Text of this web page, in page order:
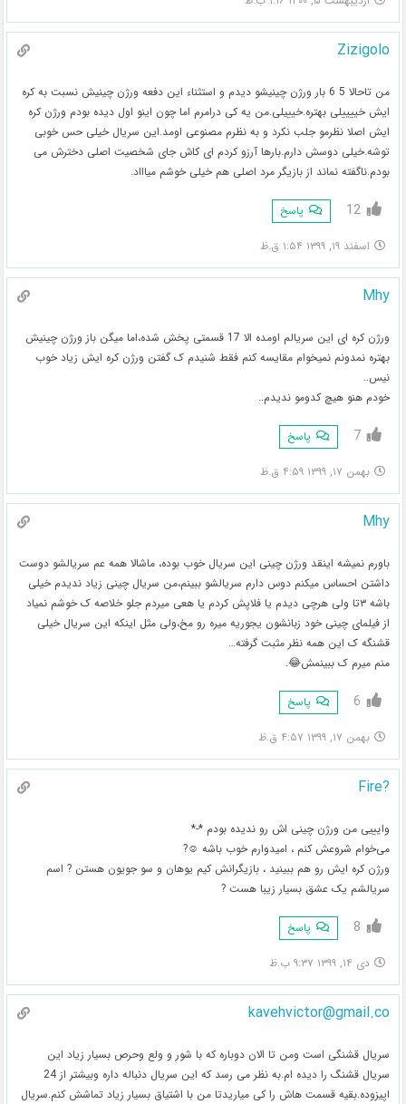
Zizigolo
من تاحالا 5 6 بار ورژن چینیشو دیدم و استثناء این دفعه ورژن چینیش نسبت به کره
ایش خییییلی بهتره.خیییلی.من یه کی درامرم اما چون اینو اول دیده بودم ورژن کره
ایش اصلا نظرمو جلب نکرد و به نظرم مصنوعی اومد.این سریال خیلی حس خوبی
توشه.خیلی دوسش دارم.بارها آرزو کردم ای کاش جای شخصیت اصلی دخترش می
بودم.ناگفته نماند از بازیگر مرد اصلی هم خیلی خوشم میاااد.
12 پاسخ
اسفند ۱۹, ۱۳۹۹ ۱:۵۴ ق.ظ
Mhy
ورژن کره ای این سریالم اومده الا 17 قسمتی پخش شده،اما میگن باز ورژن چینیش
بهتره نمدونم نمیخوام مقایسه کنم فقط شنیدم ک گفتن ورژن کره ایش زیاد خوب
نیس..
خودم هنو هیچ کدومو ندیدم..
7 پاسخ
بهمن ۱۷, ۱۳۹۹ ۴:۵۹ ق.ظ
Mhy
باورم نمیشه اینقد ورژن چینی این سریال خوب بوده، ماشالا همه عم سریالشو دوست
داشتن احساس میکنم دوس دارم سریالشو ببینم،من سریال چینی زیاد ندیدم خیلی
باشه ۳تا ولی هرچی دیدم یا فلاپش کردم یا هعی میردم جلو خلاصه ک خوشم نمیاد
از فیلمای چینی خود زبانشون یجوریه میره رو مخ،ولی مثل اینکه این سریال خیلی
قشنگه ک این همه نظر مثبت گرفته…
منم میرم ک ببینمش😂.
6 پاسخ
بهمن ۱۷, ۱۳۹۹ ۴:۵۷ ق.ظ
?Fire
وایییی من ورژن چینی اش رو ندیده بودم *-*
می‌خوام شروعش کنم ، امیدوارم خوب باشه ⁦☺️⁩?
ورژن کره ایش رو هم ببینید ، بازیگرانش کیم یوهان و سو جویون هستن ? اسم
سریالشم یک عشق بسیار زیبا هست ?
8 پاسخ
دی ۱۴, ۱۳۹۹ ۹:۳۷ ب.ظ
kavehvictor@gmail.co
سریال قشنگی است ومن تا الان دوباره که با شور و ولع وحرص بسیار زیاد این
سریال قشنگ را دیده ام.به نظر می رسد که این سریال دنباله داره وبیشتر از 24
اپیزوده.بقیه قسمت هاش را کی میاریدتا من با اشتیاق بسیار زیاد تماشش کنم.سریال